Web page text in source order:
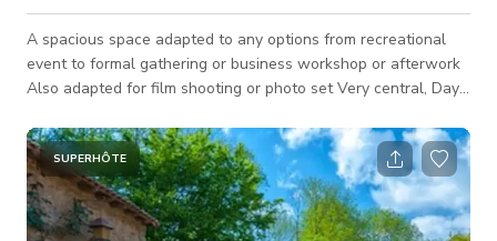
A spacious space adapted to any options from recreational
event to formal gathering or business workshop or afterwork
Also adapted for film shooting or photo set Very central, Day
SUPERHÔTE